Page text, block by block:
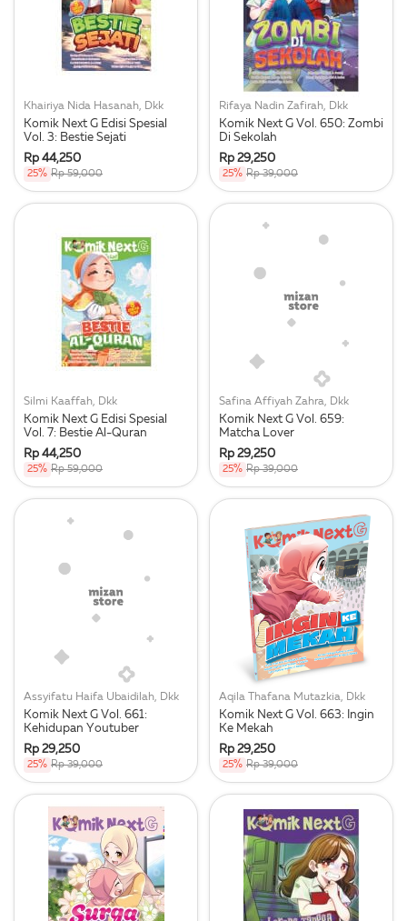
Khairiya Nida Hasanah, Dkk
Komik Next G Edisi Spesial
Vol. 3: Bestie Sejati
Rp 44,250
25% Rp 59,000
Rifaya Nadin Zafirah, Dkk
Komik Next G Vol. 650: Zombi
Di Sekolah
Rp 29,250
25% Rp 39,000
Silmi Kaaffah, Dkk
Komik Next G Edisi Spesial
Vol. 7: Bestie Al-Quran
Rp 44,250
25% Rp 59,000
Safina Affiyah Zahra, Dkk
Komik Next G Vol. 659:
Matcha Lover
Rp 29,250
25% Rp 39,000
Assyifatu Haifa Ubaidilah, Dkk
Komik Next G Vol. 661:
Kehidupan Youtuber
Rp 29,250
25% Rp 39,000
Aqila Thafana Mutazkia, Dkk
Komik Next G Vol. 663: Ingin
Ke Mekah
Rp 29,250
25% Rp 39,000